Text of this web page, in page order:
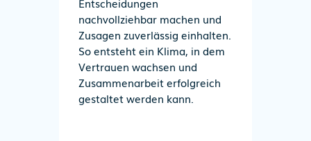
nachvollziehbar machen und
Zusagen zuverlässig einhalten.
So entsteht ein Klima, in dem
Vertrauen wachsen und
Zusammenarbeit erfolgreich
gestaltet werden kann.